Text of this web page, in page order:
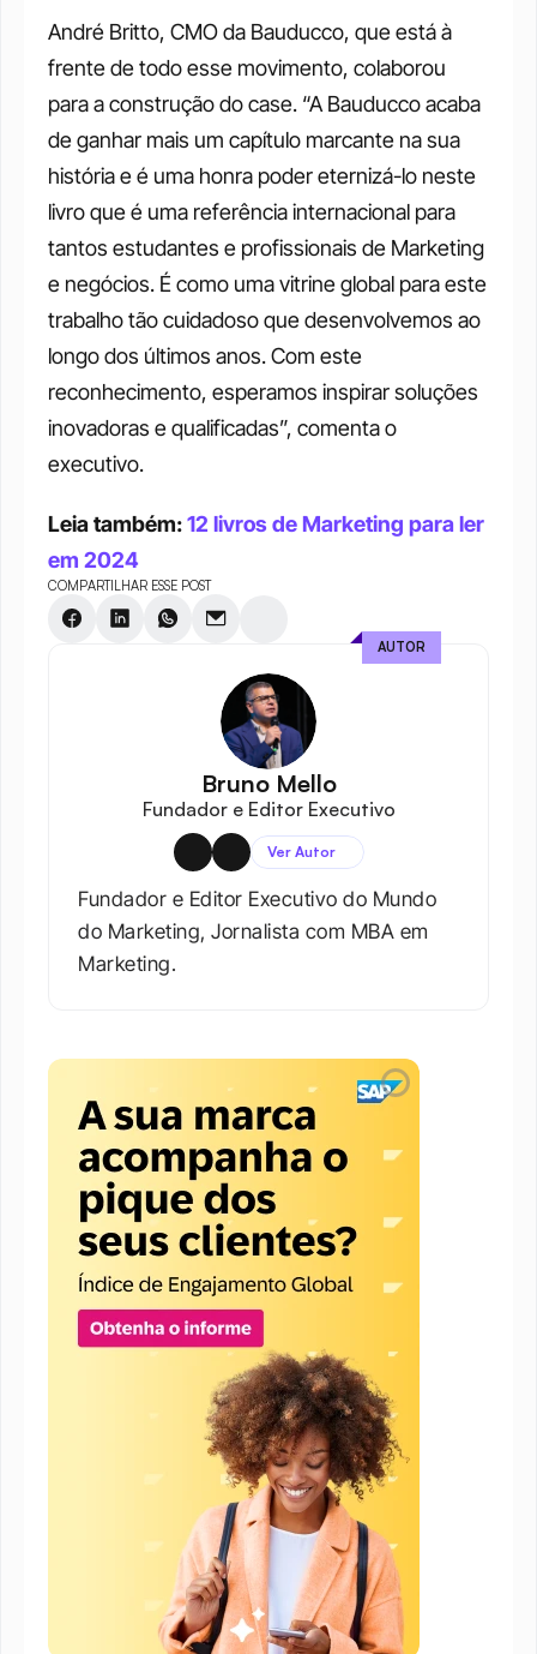
André Britto, CMO da Bauducco, que está à
frente de todo esse movimento, colaborou
para a construção do case. “A Bauducco acaba
de ganhar mais um capítulo marcante na sua
história e é uma honra poder eternizá-lo neste
livro que é uma referência internacional para
tantos estudantes e profissionais de Marketing
e negócios. É como uma vitrine global para este
trabalho tão cuidadoso que desenvolvemos ao
longo dos últimos anos. Com este
reconhecimento, esperamos inspirar soluções
inovadoras e qualificadas”, comenta o
executivo.
Leia também: 12 livros de Marketing para ler
em 2024
COMPARTILHAR ESSE POST
Bruno Mello
Fundador e Editor Executivo
Ver Autor
Fundador e Editor Executivo do Mundo
do Marketing, Jornalista com MBA em
Marketing.
AUTOR